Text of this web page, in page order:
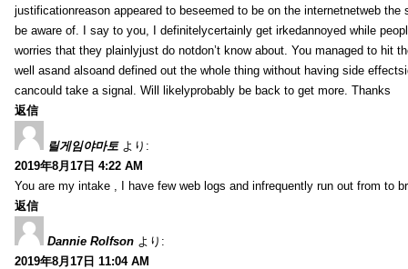
justificationreason appeared to beseemed to be on the internetnetweb
be aware of. I say to you, I definitelycertainly get irkedannoyed while
worries that they plainlyjust do notdon’t know about. You managed to hit
well asand alsoand defined out the whole thing without having side
cancould take a signal. Will likelyprobably be back to get more. Thanks
返信
릴게임야마토 より:
2019年8月17日 4:22 AM
You are my intake , I have few web logs and infrequently run out from to
返信
Dannie Rolfson より:
2019年8月17日 11:04 AM